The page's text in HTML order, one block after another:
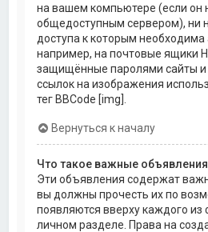
на вашем компьютере (если он
общедоступным сервером), ни
доступа к которым необходима
например, на почтовые ящики
защищённые паролями сайты и
ссылок на изображения
тег BBCode [img].
Вернуться к началу
Что такое важные
Эти объявления содержат
вы должны прочесть их по
появляются вверху каждого
личном разделе. Права на